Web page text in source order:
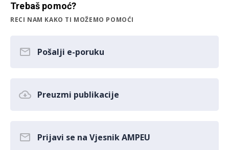
Trebaš pomoć?
RECI NAM KAKO TI MOŽEMO POMOĆI
Pošalji e-poruku
Preuzmi publikacije
Prijavi se na Vjesnik AMPEU